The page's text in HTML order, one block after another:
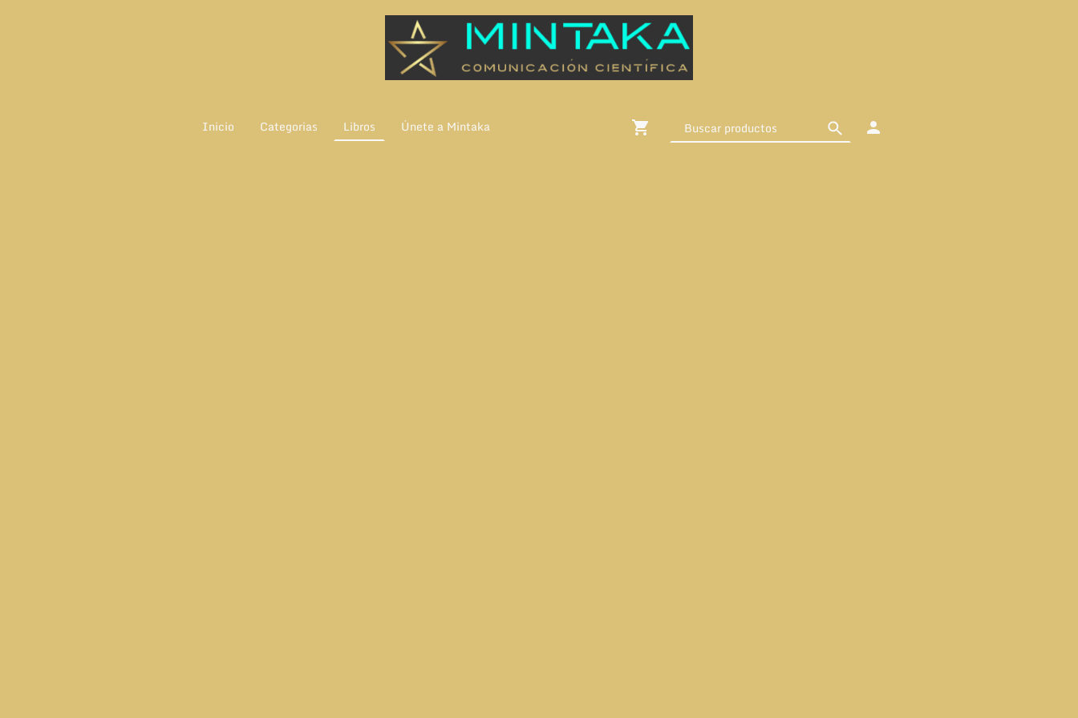
Inicio Categorias Libros Únete a Mintaka